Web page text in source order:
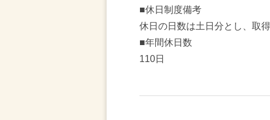
■休日制度備考
休日の日数は土日分とし、取
■年間休日数
110日